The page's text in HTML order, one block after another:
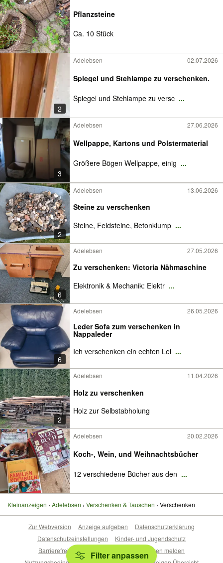
Pflanzsteine
Ca. 10 Stück
2
Adelebsen 02.07.2026
Spiegel und Stehlampe zu verschenken.
Spiegel und Stehlampe zu versc ...
3
Adelebsen 27.06.2026
Wellpappe, Kartons und Polstermaterial
Größere Bögen Wellpappe, einig ...
2
Adelebsen 13.06.2026
Steine zu verschenken
Steine, Feldsteine, Betonklump ...
6
Adelebsen 27.05.2026
Zu verschenken: Victoria Nähmaschine
​Elektronik & Mechanik: Elektr ...
6
Adelebsen 26.05.2026
Leder Sofa zum verschenken in
Nappaleder
Ich verschenken ein echten Lei ...
2
Adelebsen 11.04.2026
Holz zu verschenken
Holz zur Selbstabholung
Adelebsen 20.02.2026
Koch-, Wein, und Weihnachtsbücher
12 verschiedene Bücher aus den ...
Kleinanzeigen Adelebsen Verschenken & Tauschen Verschenken
Filter anpassen
Zur Webversion Anzeige aufgeben
Datenschutzerklärung
Datenschutzeinstellungen
Kinder- und Jugendschutz
Barrierefreiheitserklärung
Sicherheitslücken melden